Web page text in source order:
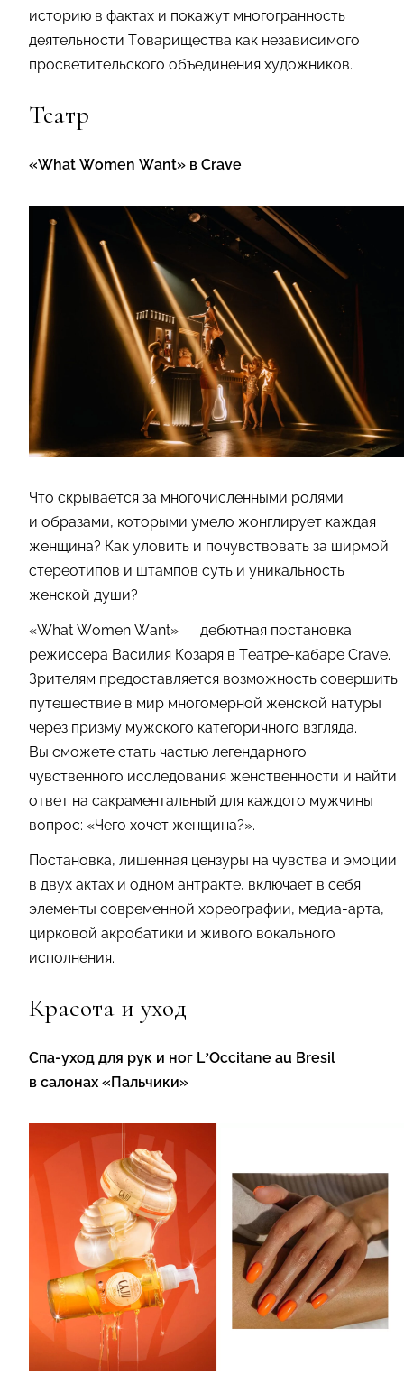
историю в фактах и покажут многогранность
деятельности Товарищества как независимого
просветительского объединения художников.
Театр
«What Women Want» в Crave
Что скрывается за многочисленными ролями
и образами, которыми умело жонглирует каждая
женщина? Как уловить и почувствовать за ширмой
стереотипов и штампов суть и уникальность
женской души?
«What Women Want» — дебютная постановка
режиссера Василия Козаря в Театре-кабаре Crave.
Зрителям предоставляется возможность совершить
путешествие в мир многомерной женской натуры
через призму мужского категоричного взгляда.
Вы сможете стать частью легендарного
чувственного исследования женственности и найти
ответ на сакраментальный для каждого мужчины
вопрос: «Чего хочет женщина?».
Постановка, лишенная цензуры на чувства и эмоции
в двух актах и одном антракте, включает в себя
элементы современной хореографии, медиа-арта,
цирковой акробатики и живого вокального
исполнения.
Красота и уход
Спа-уход для рук и ног L’Occitane au Bresil
в салонах «Пальчики»